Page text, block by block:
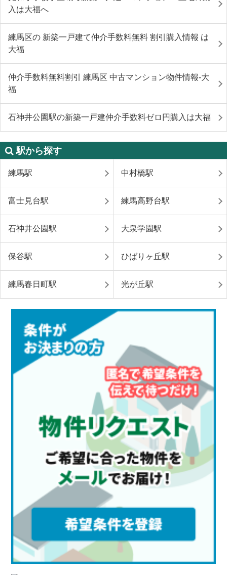
入は大福へ
練馬区の 新築一戸建て仲介手数料無料 割引購入情報 は
大福
仲介手数料無料割引 練馬区 中古マンション物件情報-大
福
石神井公園駅の新築一戸建仲介手数料ゼロ円購入は大福
駅から探す
練馬駅 中村橋駅
富士見台駅 練馬高野台駅
石神井公園駅 大泉学園駅
保谷駅 ひばりヶ丘駅
練馬春日町駅 光が丘駅